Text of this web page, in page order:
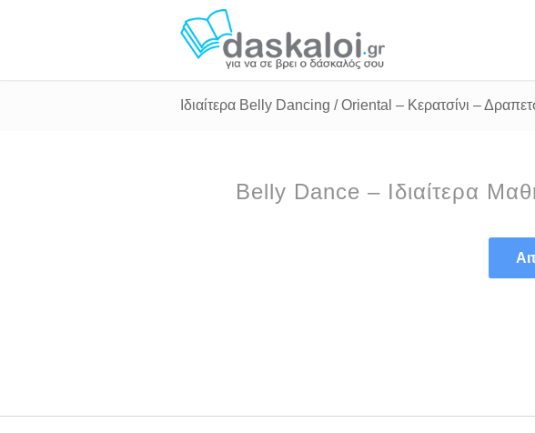
Ιδιαίτερα Belly Dancing / Oriental – Κερατσίνι –
Belly Dance – Ιδιαίτερα